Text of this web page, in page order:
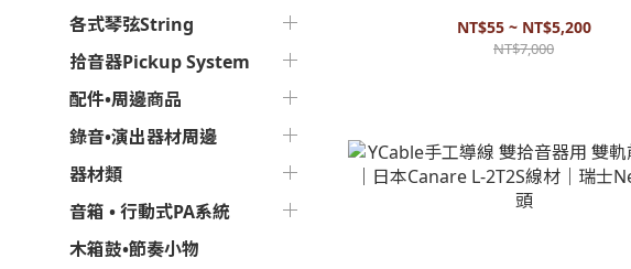
各式琴弦String
拾音器Pickup System
配件•周邊商品
錄音•演出器材周邊
器材類
音箱 • 行動式PA系統
木箱鼓•節奏小物
NT$55 ~ NT$5,200
NT$7,000